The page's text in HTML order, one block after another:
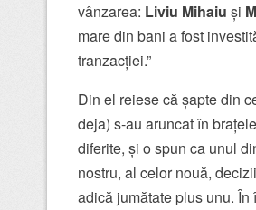
vânzarea: Liviu Mihaiu și
mare din bani a fost
tranzacției.”
Din el reiese că șapte din
deja) s-au aruncat în
diferite, și o spun ca unul
nostru, al celor nouă,
adică jumătate plus unu.